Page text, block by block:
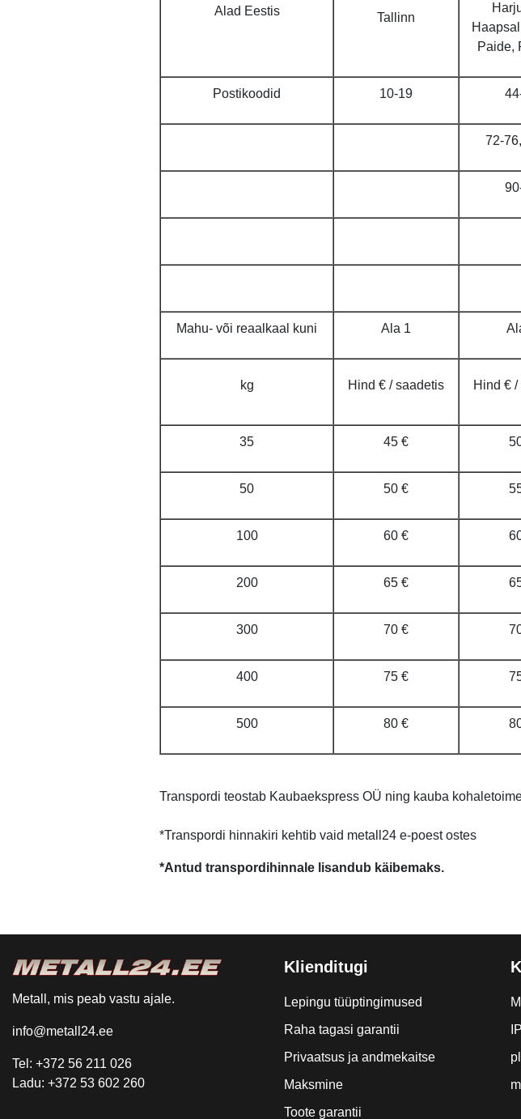
Alad Eestis Tallinn
Paide,
Postikoodid 10-19
72-
Mahu- või reaalkaal kuni Ala 1
kg Hind € / saadetis Hind €
35 45 €
50 50 €
100 60 €
200 65 €
300 70 €
400 75 €
500 80 €
Transpordi teostab Kaubaekspress OÜ ning kauba
*Transpordi hinnakiri kehtib vaid metall24 e-poest ostes
*Antud transpordihinnale lisandub käibemaks.
Metall, mis peab vastu ajale.
info@metall24.ee
Tel: +372 56 211 026
Ladu: +372 53 602 260
Klienditugi
Lepingu tüüptingimused
Raha tagasi garantii
Privaatsus ja andmekaitse
Maksmine
Toote garantii